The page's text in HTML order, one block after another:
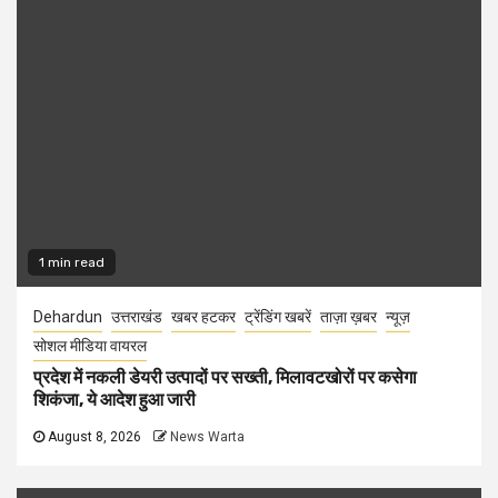
1 min read
Dehardun उत्तराखंड खबर हटकर ट्रेंडिंग खबरें ताज़ा ख़बर न्यूज़
सोशल मीडिया वायरल
प्रदेश में नकली डेयरी उत्पादों पर सख्ती, मिलावटखोरों पर कसेगा
शिकंजा, ये आदेश हुआ जारी
August 8, 2026 News Warta